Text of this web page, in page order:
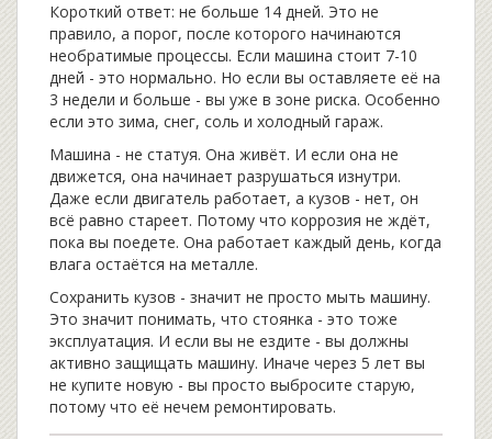
Короткий ответ: не больше 14 дней. Это не
правило, а порог, после которого начинаются
необратимые процессы. Если машина стоит 7-10
дней - это нормально. Но если вы оставляете её на
3 недели и больше - вы уже в зоне риска. Особенно
если это зима, снег, соль и холодный гараж.
Машина - не статуя. Она живёт. И если она не
движется, она начинает разрушаться изнутри.
Даже если двигатель работает, а кузов - нет, он
всё равно стареет. Потому что коррозия не ждёт,
пока вы поедете. Она работает каждый день, когда
влага остаётся на металле.
Сохранить кузов - значит не просто мыть машину.
Это значит понимать, что стоянка - это тоже
эксплуатация. И если вы не ездите - вы должны
активно защищать машину. Иначе через 5 лет вы
не купите новую - вы просто выбросите старую,
потому что её нечем ремонтировать.